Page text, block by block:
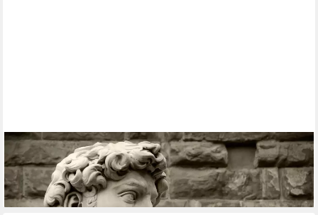
PAPERMOON
Fototapete Griechische Statue
ab 22,87 €
lieferbar - in 2-3 Werktagen bei dir